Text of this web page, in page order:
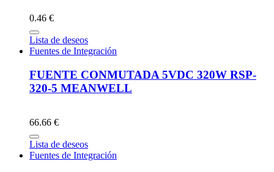
0.46 €
Lista de deseos
Fuentes de Integración
FUENTE CONMUTADA 5VDC 320W RSP-
320-5 MEANWELL
66.66 €
Lista de deseos
Fuentes de Integración